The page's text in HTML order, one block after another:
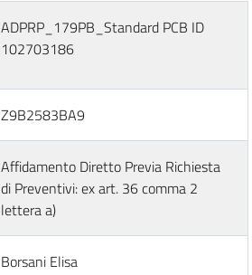
ADPRP_179PB_Standard PCB ID
102703186
Z9B2583BA9
Affidamento Diretto Previa Richiesta
di Preventivi: ex art. 36 comma 2
lettera a)
Borsani Elisa